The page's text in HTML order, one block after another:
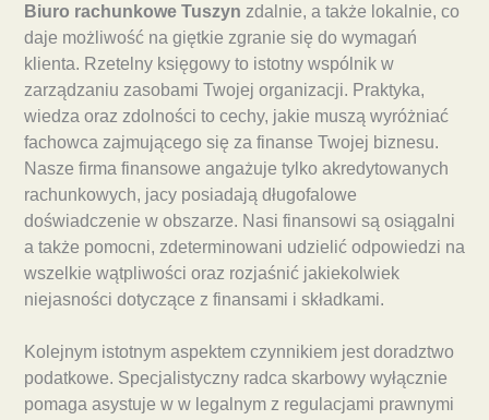
Biuro rachunkowe Tuszyn zdalnie, a także lokalnie, co
daje możliwość na giętkie zgranie się do wymagań
klienta. Rzetelny księgowy to istotny wspólnik w
zarządzaniu zasobami Twojej organizacji. Praktyka,
wiedza oraz zdolności to cechy, jakie muszą wyróżniać
fachowca zajmującego się za finanse Twojej biznesu.
Nasze firma finansowe angażuje tylko akredytowanych
rachunkowych, jacy posiadają długofalowe
doświadczenie w obszarze. Nasi finansowi są osiągalni
a także pomocni, zdeterminowani udzielić odpowiedzi na
wszelkie wątpliwości oraz rozjaśnić jakiekolwiek
niejasności dotyczące z finansami i składkami.
Kolejnym istotnym aspektem czynnikiem jest doradztwo
podatkowe. Specjalistyczny radca skarbowy wyłącznie
pomaga asystuje w w legalnym z regulacjami prawnymi